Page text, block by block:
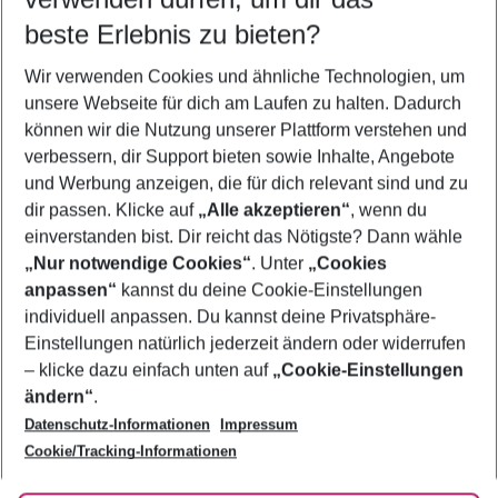
5-8 Nächte
2 Erwachsene Keine Kinder
Mehr Filter anzeigen
Footer
Footer navigation
Über uns
AGB
Bestpreisgarantie
Cookie-Einstellungen ändern
Cookie-Richtlinie
Agenturbetreuung
Barrierefreies Reisen
Folge uns
beste Erlebnis zu bieten?
Wir verwenden Cookies und ähnliche Technologien, um
unsere Webseite für dich am Laufen zu halten. Dadurch
können wir die Nutzung unserer Plattform verstehen und
verbessern, dir Support bieten sowie Inhalte, Angebote
und Werbung anzeigen, die für dich relevant sind und zu
dir passen. Klicke auf „Alle akzeptieren“, wenn du
einverstanden bist. Dir reicht das Nötigste? Dann wähle
„Nur notwendige Cookies“. Unter „Cookies
anpassen“ kannst du deine Cookie-Einstellungen
individuell anpassen. Du kannst deine Privatsphäre-
Einstellungen natürlich jederzeit ändern oder widerrufen
– klicke dazu einfach unten auf „Cookie-Einstellungen
ändern“.
Datenschutz-Informationen
Impressum
Cookie/Tracking-Informationen